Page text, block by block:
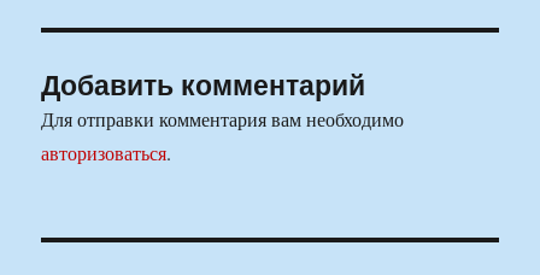
Добавить комментарий
Для отправки комментария вам необходимо
авторизоваться.